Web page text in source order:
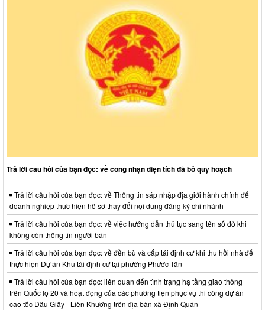
Trả lời câu hỏi của bạn đọc: về công nhận diện tích đã bỏ quy hoạch
Trả lời câu hỏi của bạn đọc: về Thông tin sáp nhập địa giới hành chính để
doanh nghiệp thực hiện hồ sơ thay đổi nội dung đăng ký chi nhánh
Trả lời câu hỏi của bạn đọc: về việc hướng dẫn thủ tục sang tên sổ đỏ khi
không còn thông tin người bán
Trả lời câu hỏi của bạn đọc: về đền bù và cấp tái định cư khi thu hồi nhà để
thực hiện Dự án Khu tái định cư tại phường Phước Tân
Trả lời câu hỏi của bạn đọc: liên quan đến tình trạng hạ tầng giao thông
trên Quốc lộ 20 và hoạt động của các phương tiện phục vụ thi công dự án
cao tốc Dầu Giây - Liên Khương trên địa bàn xã Định Quán